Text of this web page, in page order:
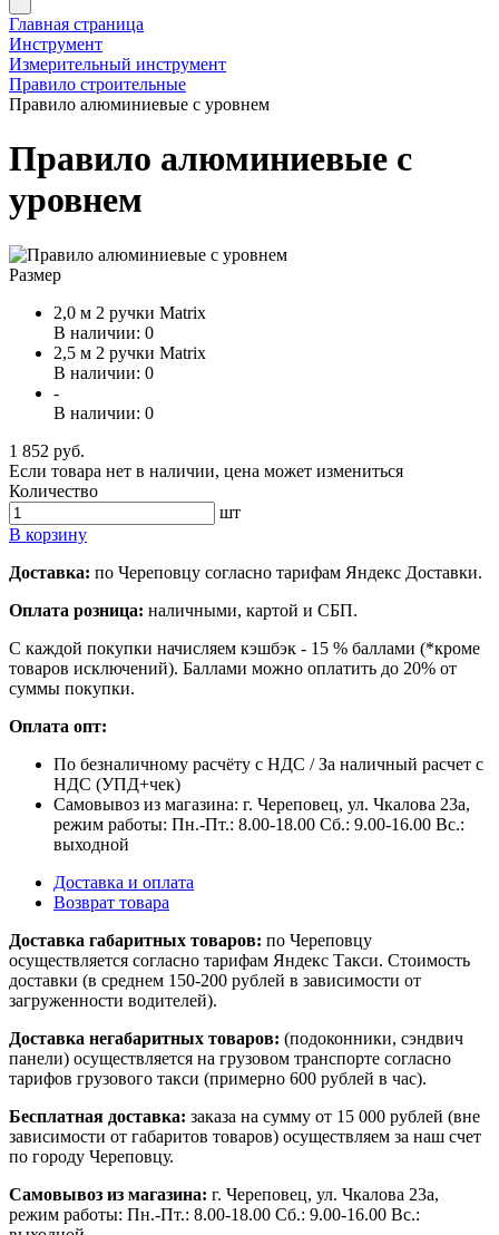
Главная страница
Инструмент
Измерительный инструмент
Правило строительные
Правило алюминиевые с уровнем
Правило алюминиевые с
уровнем
Размер
2,0 м 2 ручки Matrix
В наличии: 0
2,5 м 2 ручки Matrix
В наличии: 0
-
В наличии: 0
1 852 руб.
Если товара нет в наличии, цена может измениться
Количество
шт
В корзину
Доставка: по Череповцу согласно тарифам Яндекс Доставки.
Оплата розница: наличными, картой и СБП.
С каждой покупки начисляем кэшбэк - 15 % баллами (*кроме
товаров исключений). Баллами можно оплатить до 20% от
суммы покупки.
Оплата опт:
По безналичному расчёту с НДС / За наличный расчет с
НДС (УПД+чек)
Самовывоз из магазина: г. Череповец, ул. Чкалова 23а,
режим работы: Пн.-Пт.: 8.00-18.00 Сб.: 9.00-16.00 Вс.:
выходной
Доставка и оплата
Возврат товара
Доставка габаритных товаров: по Череповцу
осуществляется согласно тарифам Яндекс Такси. Стоимость
доставки (в среднем 150-200 рублей в зависимости от
загруженности водителей).
Доставка негабаритных товаров: (подоконники, сэндвич
панели) осуществляется на грузовом транспорте согласно
тарифов грузового такси (примерно 600 рублей в час).
Бесплатная доставка: заказа на сумму от 15 000 рублей (вне
зависимости от габаритов товаров) осуществляем за наш счет
по городу Череповцу.
Самовывоз из магазина: г. Череповец, ул. Чкалова 23а,
режим работы: Пн.-Пт.: 8.00-18.00 Сб.: 9.00-16.00 Вс.: